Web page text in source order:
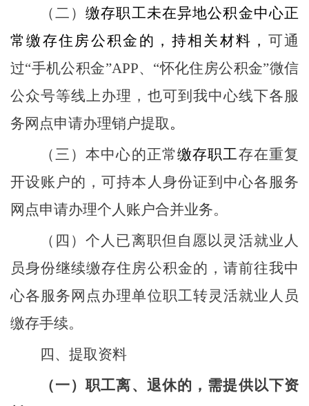
（二）缴存职工未在异地公积金中心正
常缴存住房公积金的，持相关材料， 可通
过“手机公积金”APP、 “怀化住房公积金”微信
公众号等线上办理，也可到我中心线下各服
务网点申请办理销户提取 。
（三）本中心的正常缴存职工存在重复
开设账户的，可持本人身份证到中心各服务
网点申请办理个人账户合并业务。
（ 四 ）个人已离职但自愿以灵活就业人
员身份继续缴存住房公积金的，请前往我中
心各服务网点办理单位职工转灵活就业人员
缴存手续。
四、提取资料
（一）职工离、退休的，需提供以下资